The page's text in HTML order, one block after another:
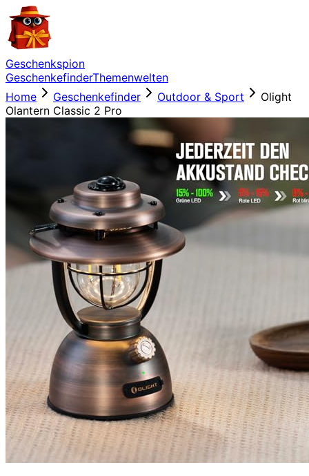
Geschenkspion
GeschenkefinderThemenwelten
Home
Geschenkefinder Outdoor & Sport
Olight
Olantern Classic 2 Pro